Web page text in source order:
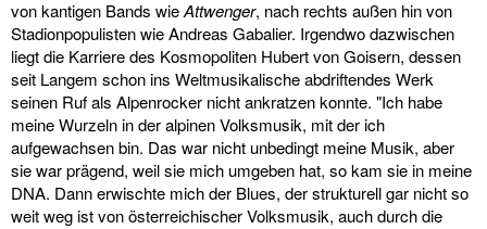
von kantigen Bands wieAttwenger, nach rechts außen hin von
Stadionpopulisten wie Andreas Gabalier. Irgendwo dazwischen
liegt die Karriere des Kosmopoliten Hubert von Goisern, dessen
seit Langem schon ins Weltmusikalische abdriftendes Werk
seinen Ruf als Alpenrocker nicht ankratzen konnte. "Ich habe
meine Wurzeln in der alpinen Volksmusik, mit der ich
aufgewachsen bin. Das war nicht unbedingt meine Musik, aber
sie war prägend, weil sie mich umgeben hat, so kam sie in meine
DNA. Dann erwischte mich der Blues, der strukturell gar nicht so
weit weg ist von österreichischer Volksmusik, auch durch die